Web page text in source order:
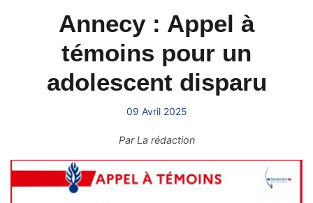
Annecy : Appel à
témoins pour un
adolescent disparu
09 Avril 2025
ParLa rédaction